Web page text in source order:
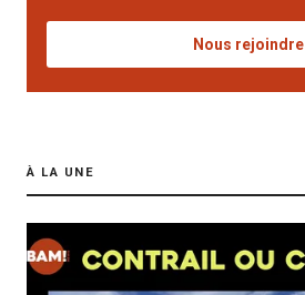
Nous rejoindre
À LA UNE